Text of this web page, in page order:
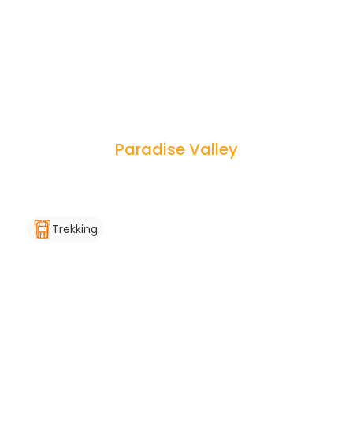
Paradise Valley
Trekking